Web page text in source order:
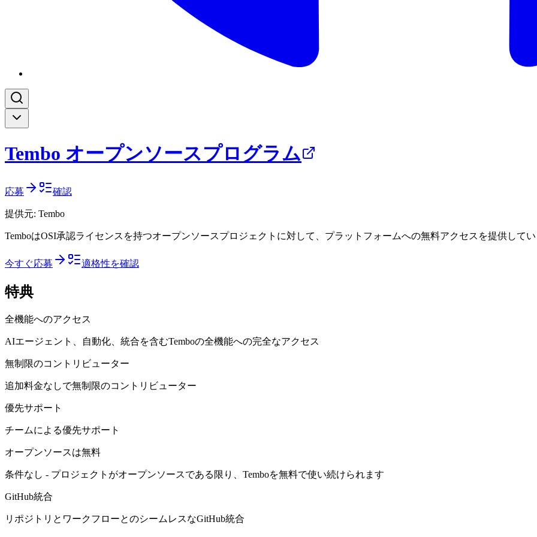
Tembo オープンソースプログラム
応募 確認
提供元: Tembo
TemboはOSI承認ライセンスを持つオープンソースプロジェクトに対して、プラットフォームへの無料アクセスを提供して
今すぐ応募 適格性を確認
特典
全機能へのアクセス
AIエージェント、自動化、統合を含むTemboの全機能への完全なアクセス
無制限のコントリビューター
追加料金なしで無制限のコントリビューター
優先サポート
チームによる優先サポート
オープンソースは無料
条件なし - プロジェクトがオープンソースである限り、Temboを無料で使い続けられます
GitHub統合
リポジトリとワークフローとのシームレスなGitHub統合